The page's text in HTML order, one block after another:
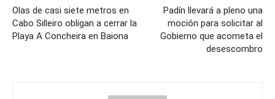
Olas de casi siete metros en
Cabo Silleiro obligan a cerrar la
Playa A Concheira en Baiona
Padín llevará a pleno una
moción para solicitar al
Gobierno que acometa el
desescombro